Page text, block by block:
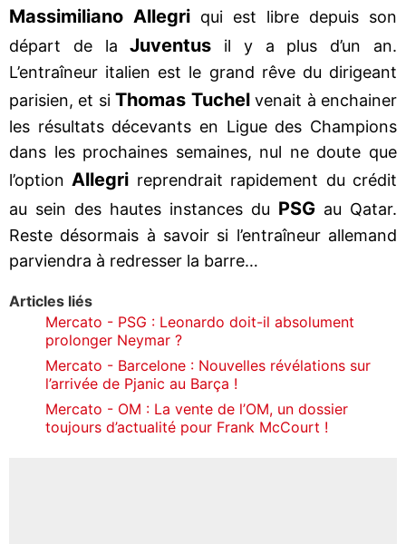
Massimiliano Allegri qui est libre depuis son
départ de laJuventus il y a plus d’un an.
L’entraîneur italien est le grand rêve du dirigeant
parisien, et siThomas Tuchelvenait à enchainer
les résultats décevants en Ligue des Champions
dans les prochaines semaines, nul ne doute que
l’option Allegri reprendrait rapidement du crédit
au sein des hautes instances du PSG au Qatar.
Reste désormais à savoir si l’entraîneur allemand
parviendra à redresser la barre…
Articles liés
Mercato - PSG : Leonardo doit-il absolument
prolonger Neymar ?
Mercato - Barcelone : Nouvelles révélations sur
l’arrivée de Pjanic au Barça !
Mercato - OM : La vente de l’OM, un dossier
toujours d’actualité pour Frank McCourt !